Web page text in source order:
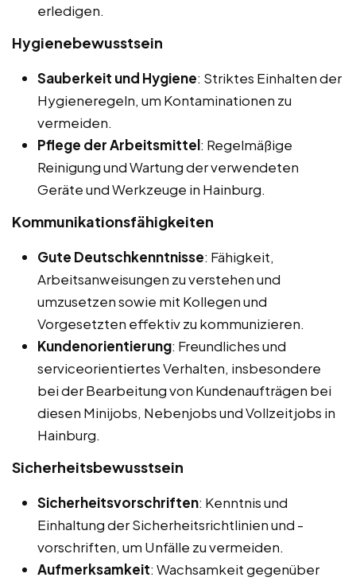
erledigen.
Hygienebewusstsein
Sauberkeit und Hygiene: Striktes Einhalten der
Hygieneregeln, um Kontaminationen zu
vermeiden.
Pflege der Arbeitsmittel: Regelmäßige
Reinigung und Wartung der verwendeten
Geräte und Werkzeuge in Hainburg.
Kommunikationsfähigkeiten
Gute Deutschkenntnisse: Fähigkeit,
Arbeitsanweisungen zu verstehen und
umzusetzen sowie mit Kollegen und
Vorgesetzten effektiv zu kommunizieren.
Kundenorientierung: Freundliches und
serviceorientiertes Verhalten, insbesondere
bei der Bearbeitung von Kundenaufträgen bei
diesen Minijobs, Nebenjobs und Vollzeitjobs in
Hainburg.
Sicherheitsbewusstsein
Sicherheitsvorschriften: Kenntnis und
Einhaltung der Sicherheitsrichtlinien und -
vorschriften, um Unfälle zu vermeiden.
Aufmerksamkeit: Wachsamkeit gegenüber